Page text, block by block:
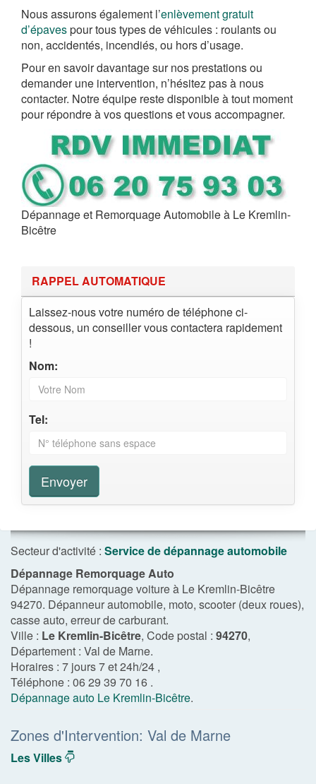
Nous assurons également l’enlèvement gratuit
d’épavespour tous types de véhicules : roulants ou
non, accidentés, incendiés, ou hors d’usage.
Pour en savoir davantage sur nos prestations ou
demander une intervention, n’hésitez pas à nous
contacter. Notre équipe reste disponible à tout moment
pour répondre à vos questions et vous accompagner.
Dépannage et Remorquage Automobile à Le Kremlin-
Bicêtre
RAPPEL AUTOMATIQUE
Laissez-nous votre numéro de téléphone ci-
dessous, un conseiller vous contactera rapidement
!
Nom:
Tel:
Envoyer
Secteur d'activité : Service de dépannage automobile
Dépannage Remorquage Auto
Dépannage remorquage voiture à Le Kremlin-Bicêtre
94270. Dépanneur automobile, moto, scooter (deux roues),
casse auto, erreur de carburant.
Ville : Le Kremlin-Bicêtre, Code postal : 94270,
Département : Val de Marne.
Horaires : 7 jours 7 et 24h/24 ,
Téléphone : 06 29 39 70 16 .
Dépannage auto Le Kremlin-Bicêtre.
Zones d'Intervention: Val de Marne
Les Villes